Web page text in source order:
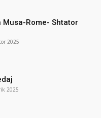
Musa-Rome- Shtator
2025
2025